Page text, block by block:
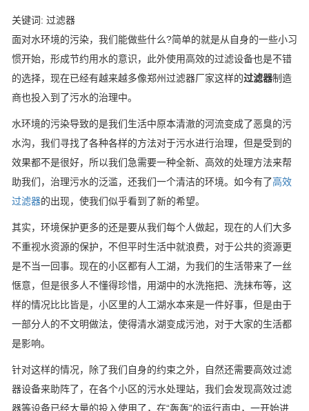
关键词: 过滤器
面对水环境的污染，我们能做些什么?简单的就是从自身的一些小习
惯开始，形成节约用水的意识，此外使用高效的过滤设备也是不错
的选择，现在已经有越来越多像郑州过滤器厂家这样的过滤器制造
商也投入到了污水的治理中。
水环境的污染导致的是我们生活中原本清澈的河流变成了恶臭的污
水沟，我们寻找了各种各样的方法对于污水进行治理，但是受到的
效果都不是很好，所以我们急需要一种全新、高效的处理方法来帮
助我们，治理污水的泛滥，还我们一个清洁的环境。如今有了高效
过滤器的出现，使我们似乎看到了新的希望。
其实，环境保护更多的还是要从我们每个人做起，现在的人们大多
不重视水资源的保护，不但平时生活中就浪费，对于公共的资源更
是不当一回事。现在的小区都有人工湖，为我们的生活带来了一丝
惬意，但是很多人不懂得珍惜，用湖中的水洗拖把、洗抹布等，这
样的情况比比皆是，小区里的人工湖水本来是一件好事，但是由于
一部分人的不文明做法，使得清水湖变成污池，对于大家的生活都
是影响。
针对这样的情况，除了我们自身的约束之外，自然还需要高效过滤
器设备来助阵了，在各个小区的污水处理站，我们会发现高效过滤
器等设备已经大量的投入使用了，在“轰轰”的运行声中，一开始进